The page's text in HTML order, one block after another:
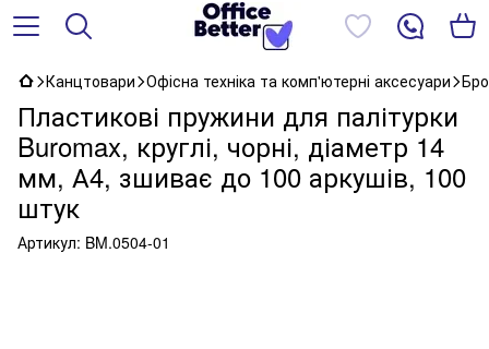
Канцтовари Офісна техніка та комп'ютерні аксесуари
Пластикові пружини для палітурки
Buromax, круглі, чорні, діаметр 14
мм, А4, зшиває до 100 аркушів, 100
штук
Артикул: BM.0504-01